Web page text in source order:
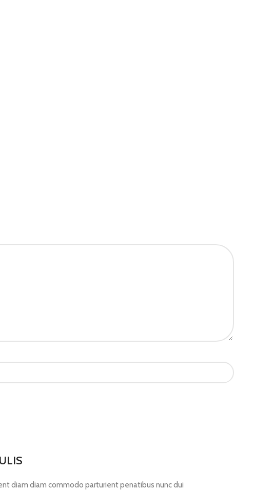
diam diam commodo parturient penatibus nunc dui